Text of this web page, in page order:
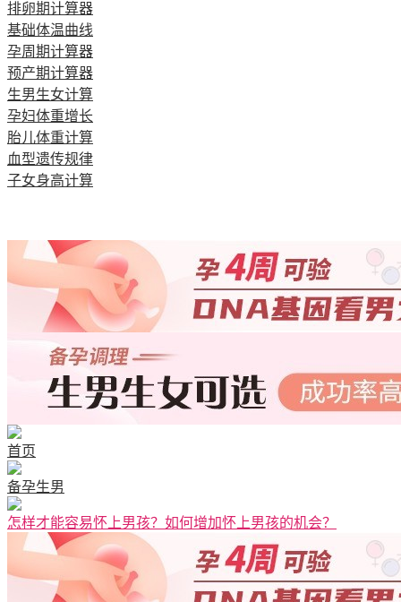
排卵期计算器
基础体温曲线
孕周期计算器
预产期计算器
生男生女计算
孕妇体重增长
胎儿体重计算
血型遗传规律
子女身高计算
首页
备孕生男
怎样才能容易怀上男孩？如何增加怀上男孩的机会？